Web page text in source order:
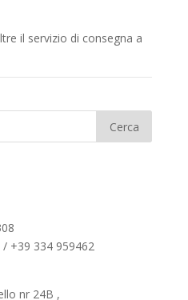
il servizio di consegna a
+39 334 959462
nr 24B ,